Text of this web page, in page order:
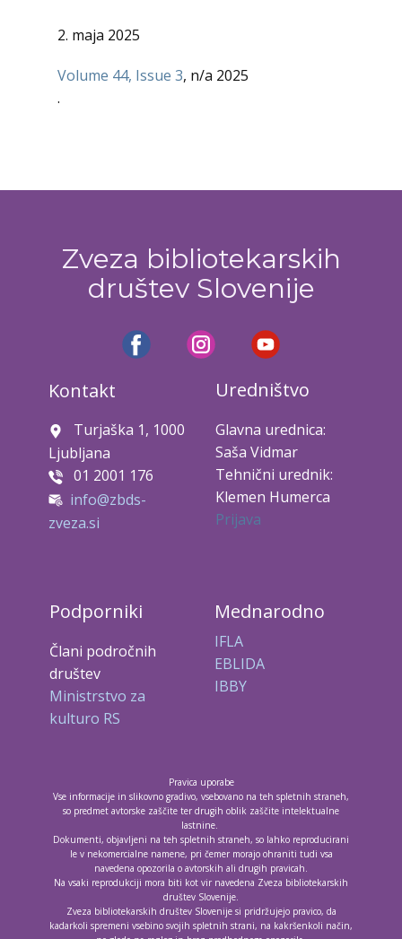
2. maja 2025
Volume 44, Issue 3, n/a 2025
.
Zveza bibliotekarskih
društev Slovenije
Kontakt
Turjaška 1, 1000
Ljubljana
01 2001 176
info@zbds-
zveza.si
Uredništvo
Glavna urednica:
Saša Vidmar
Tehnični urednik:
Klemen Humerca
Prijava
Podporniki
Člani področnih
društev
Ministrstvo za
kulturo RS
Mednarodno
IFLA
EBLIDA
IBBY
Pravica uporabe
Vse informacije in slikovno gradivo, vsebovano na teh spletnih straneh,
so predmet avtorske zaščite ter drugih oblik zaščite intelektualne
lastnine.
Dokumenti, objavljeni na teh spletnih straneh, so lahko reproducirani
le v nekomercialne namene, pri čemer morajo ohraniti tudi vsa
navedena opozorila o avtorskih ali drugih pravicah.
Na vsaki reprodukciji mora biti kot vir navedena Zveza bibliotekarskih
društev Slovenije.
Zveza bibliotekarskih društev Slovenije si pridržujejo pravico, da
kadarkoli spremeni vsebino svojih spletnih strani, na kakršenkoli način,